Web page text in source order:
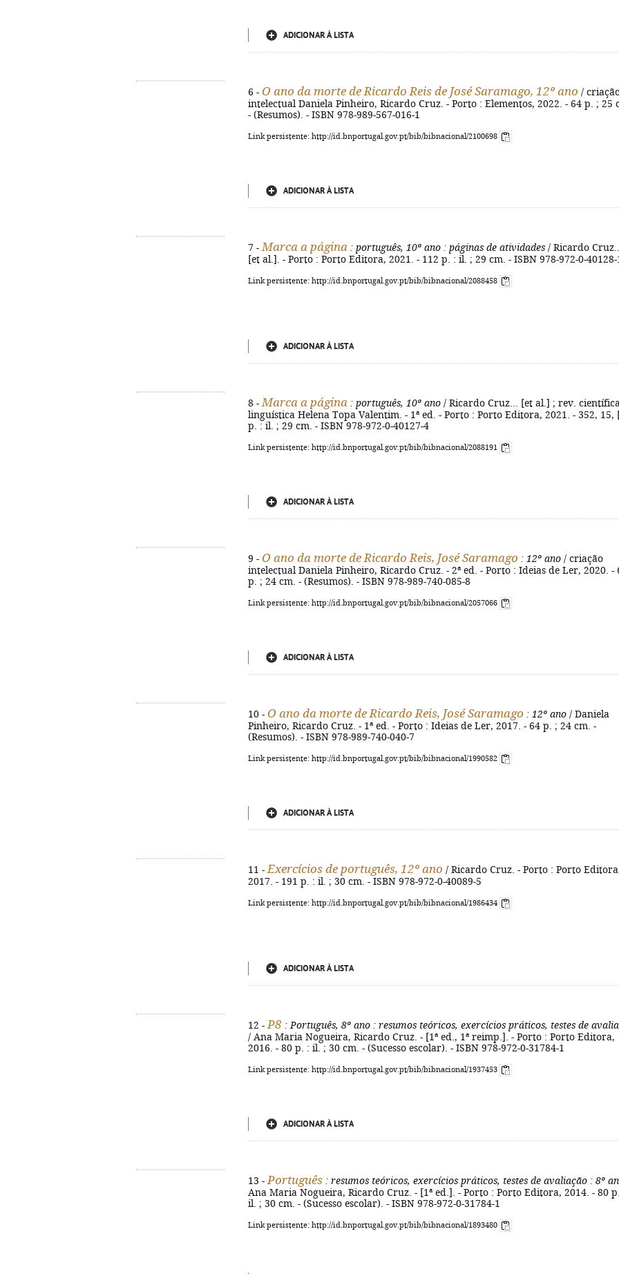
ADICIONAR À LISTA
6 - O ano da morte de Ricardo Reis de José Saramago, 12º ano /
intelectual Daniela Pinheiro, Ricardo Cruz. - Porto : Elementos, 2022. - 64 p. ; 25
- (Resumos). - ISBN 978-989-567-016-1
Link persistente: http://id.bnportugal.gov.pt/bib/bibnacional/2100698
ADICIONAR À LISTA
7 - Marca a página : português, 10º ano : páginas de atividades / Ricardo Cruz...
[et al.]. - Porto : Porto Editora, 2021. - 112 p. : il. ; 29 cm. - ISBN 978-972-0-40128-
Link persistente: http://id.bnportugal.gov.pt/bib/bibnacional/2088458
ADICIONAR À LISTA
8 - Marca a página : português, 10º ano / Ricardo Cruz... [et al.] ; rev.
linguística Helena Topa Valentim. - 1ª ed. - Porto : Porto Editora, 2021. - 352, 15,
p. : il. ; 29 cm. - ISBN 978-972-0-40127-4
Link persistente: http://id.bnportugal.gov.pt/bib/bibnacional/2088191
ADICIONAR À LISTA
9 - O ano da morte de Ricardo Reis, José Saramago : 12º ano / criação
intelectual Daniela Pinheiro, Ricardo Cruz. - 2ª ed. - Porto : Ideias de Ler, 2020. -
p. ; 24 cm. - (Resumos). - ISBN 978-989-740-085-8
Link persistente: http://id.bnportugal.gov.pt/bib/bibnacional/2057066
ADICIONAR À LISTA
10 - O ano da morte de Ricardo Reis, José Saramago : 12º ano / Daniela
Pinheiro, Ricardo Cruz. - 1ª ed. - Porto : Ideias de Ler, 2017. - 64 p. ; 24 cm. -
(Resumos). - ISBN 978-989-740-040-7
Link persistente: http://id.bnportugal.gov.pt/bib/bibnacional/1990582
ADICIONAR À LISTA
11 - Exercícios de português, 12º ano / Ricardo Cruz. - Porto : Porto
2017. - 191 p. : il. ; 30 cm. - ISBN 978-972-0-40089-5
Link persistente: http://id.bnportugal.gov.pt/bib/bibnacional/1986434
ADICIONAR À LISTA
12 - P8 : Português, 8º ano : resumos teóricos, exercícios práticos, testes de
/ Ana Maria Nogueira, Ricardo Cruz. - [1ª ed., 1ª reimp.]. - Porto : Porto Editora,
2016. - 80 p. : il. ; 30 cm. - (Sucesso escolar). - ISBN 978-972-0-31784-1
Link persistente: http://id.bnportugal.gov.pt/bib/bibnacional/1937453
ADICIONAR À LISTA
13 - Português : resumos teóricos, exercícios práticos, testes de avaliação : 8º
Ana Maria Nogueira, Ricardo Cruz. - [1ª ed.]. - Porto : Porto Editora, 2014. - 80
il. ; 30 cm. - (Sucesso escolar). - ISBN 978-972-0-31784-1
Link persistente: http://id.bnportugal.gov.pt/bib/bibnacional/1893480